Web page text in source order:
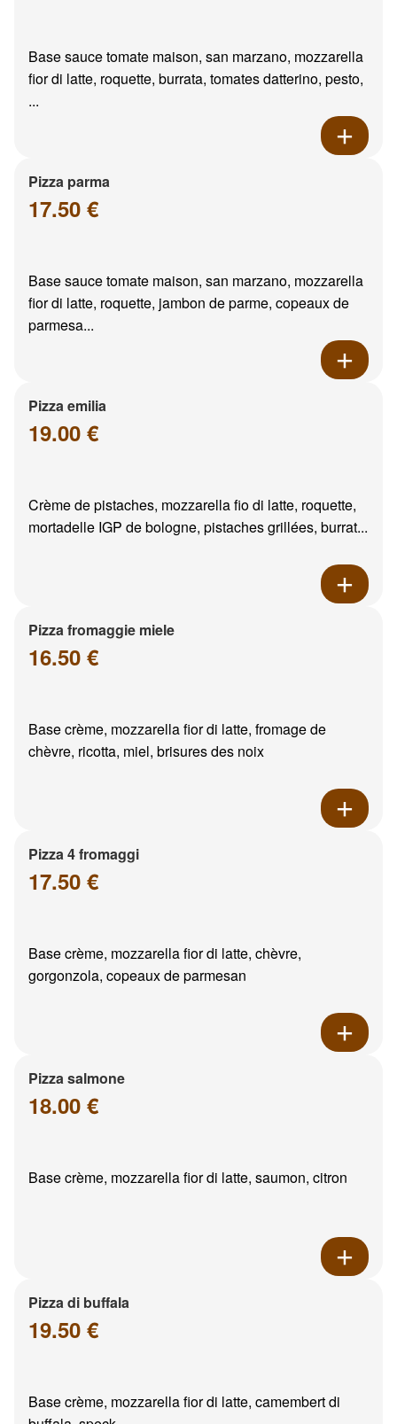
Base sauce tomate maison, san marzano, mozzarella
fior di latte, roquette, burrata, tomates datterino, pesto,
...
Pizza parma
17.50 €
Base sauce tomate maison, san marzano, mozzarella
fior di latte, roquette, jambon de parme, copeaux de
parmesa...
Pizza emilia
19.00 €
Crème de pistaches, mozzarella fio di latte, roquette,
mortadelle IGP de bologne, pistaches grillées, burrat...
Pizza fromaggie miele
16.50 €
Base crème, mozzarella fior di latte, fromage de
chèvre, ricotta, miel, brisures des noix
Pizza 4 fromaggi
17.50 €
Base crème, mozzarella fior di latte, chèvre,
gorgonzola, copeaux de parmesan
Pizza salmone
18.00 €
Base crème, mozzarella fior di latte, saumon, citron
Pizza di buffala
19.50 €
Base crème, mozzarella fior di latte, camembert di